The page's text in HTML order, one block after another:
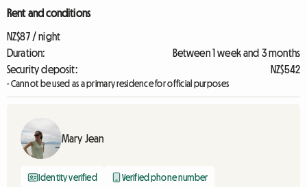
Rent and conditions
NZ$87 / night
Duration:
Between 1 week and 3 months
Security deposit:
NZ$542
- Cannot be used as a primary residence for official purposes
Mary Jean
Identity verified Verified phone number